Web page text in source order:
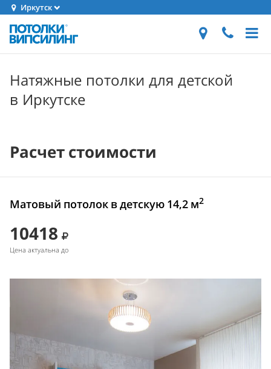
Иркутск
Натяжные потолки для детской
в Иркутске
Расчет стоимости
Матовый потолок в детскую 14,2 м2
10418
Цена актуальна до